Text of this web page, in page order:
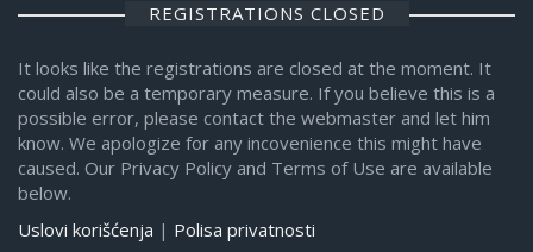
REGISTRATIONS CLOSED
It looks like the registrations are closed at the moment. It
could also be a temporary measure. If you believe this is a
possible error, please contact the webmaster and let him
know. We apologize for any incovenience this might have
caused. Our Privacy Policy and Terms of Use are available
below.
Uslovi korišćenja | Polisa privatnosti